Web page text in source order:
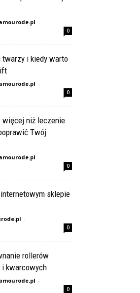
-
0
i kiedy warto
-
0
niż leczenie
Twój
-
0
sklepie
-
0
rollerów
kwarcowych
-
0